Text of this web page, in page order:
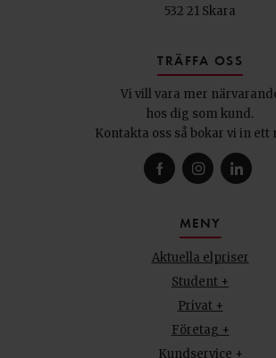
532 21 Skara
TRÄFFA OSS
Vi vill vara mer
hos dig som kund.
Kontakta oss så bokar vi in ett
MENY
Aktuella elpriser
Student +
Privat +
Företag +
Kundservice +